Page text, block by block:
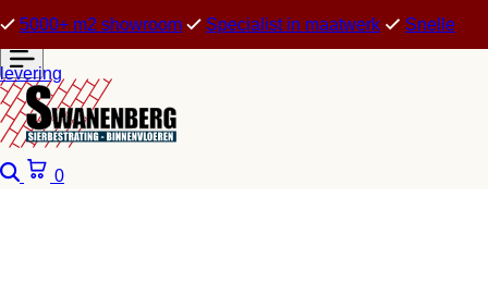
5000+ m2 showroom Specialist in maatwerk Snelle
levering
Zoeken
0